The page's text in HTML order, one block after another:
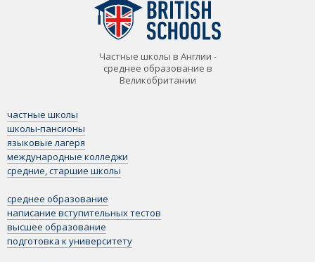
Частные школы в Англии -
среднее образование в
Великобритании
частные школы
школы-пансионы
языковые лагеря
международные колледжи
средние, старшие школы
среднее образование
написание вступительных тестов
высшее образование
подготовка к университету